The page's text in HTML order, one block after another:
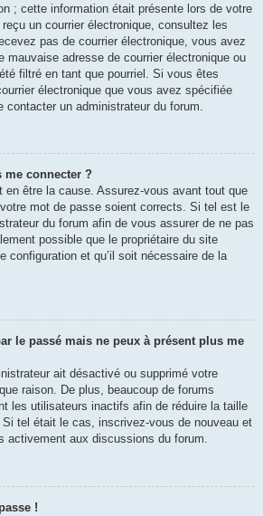
; cette information était présente lors de votre
un courrier électronique, consultez les
pas de courrier électronique, vous avez
mauvaise adresse de courrier électronique ou
filtré en tant que pourriel. Si vous êtes
électronique que vous avez spécifiée
un administrateur du forum.
me connecter ?
en être la cause. Assurez-vous avant tout que
mot de passe soient corrects. Si tel est le
du forum afin de vous assurer de ne pas
possible que le propriétaire du site
configuration et qu’il soit nécessaire de la
le passé mais ne peux à présent plus me
ait désactivé ou supprimé votre
raison. De plus, beaucoup de forums
les utilisateurs inactifs afin de réduire la taille
tel était le cas, inscrivez-vous de nouveau et
activement aux discussions du forum.
!